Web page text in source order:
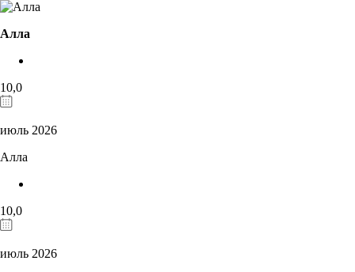
Алла
10,0
июль 2026
Алла
10,0
июль 2026